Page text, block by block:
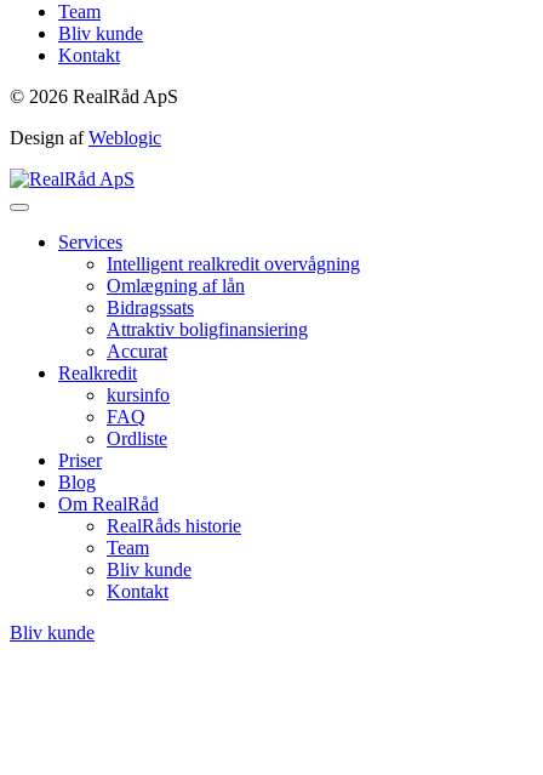
Team
Bliv kunde
Kontakt
© 2026 RealRåd ApS
Design afWeblogic
Services
Intelligent realkredit overvågning
Omlægning af lån
Bidragssats
Attraktiv boligfinansiering
Accurat
Realkredit
kursinfo
FAQ
Ordliste
Priser
Blog
Om RealRåd
RealRåds historie
Team
Bliv kunde
Kontakt
Bliv kunde